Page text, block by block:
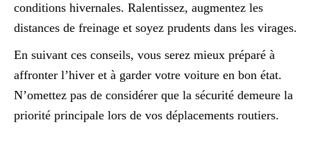
conditions hivernales. Ralentissez, augmentez les
distances de freinage et soyez prudents dans les virages.
En suivant ces conseils, vous serez mieux préparé à
affronter l’hiver et à garder votre voiture en bon état.
N’omettez pas de considérer que la sécurité demeure la
priorité principale lors de vos déplacements routiers.